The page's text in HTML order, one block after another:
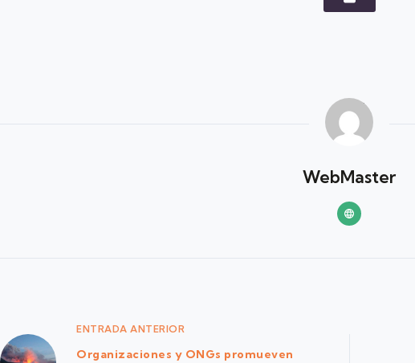
WebMaster
ENTRADA ANTERIOR
Organizaciones y ONGs promueven